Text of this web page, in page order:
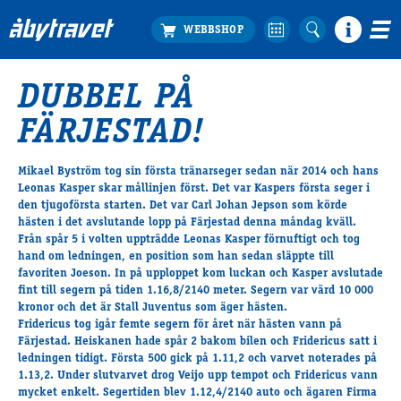
Köp biljett
Travprogrammet
Bra att veta
Restauranger
Catering by Lyon
Hotell nära oss
Nybörjar­guide
Presentkort
Tävlingsdagar
FAQ
DUBBEL PÅ
FÄRJESTAD!
Mikael Byström tog sin första tränarseger sedan när 2014 och hans
Leonas Kasper skar mållinjen först. Det var Kaspers första seger i
den tjugoförsta starten. Det var Carl Johan Jepson som körde
hästen i det avslutande lopp på Färjestad denna måndag kväll.
Från spår 5 i volten uppträdde Leonas Kasper förnuftigt och tog
hand om ledningen, en position som han sedan släppte till
favoriten Joeson. In på upploppet kom luckan och Kasper avslutade
fint till segern på tiden 1.16,8/2140 meter. Segern var värd 10 000
kronor och det är Stall Juventus som äger hästen.
Fridericus tog igår femte segern för året när hästen vann på
Färjestad. Heiskanen hade spår 2 bakom bilen och Fridericus satt i
ledningen tidigt. Första 500 gick på 1.11,2 och varvet noterades på
1.13,2. Under slutvarvet drog Veijo upp tempot och Fridericus vann
mycket enkelt. Segertiden blev 1.12,4/2140 auto och ägaren Firma